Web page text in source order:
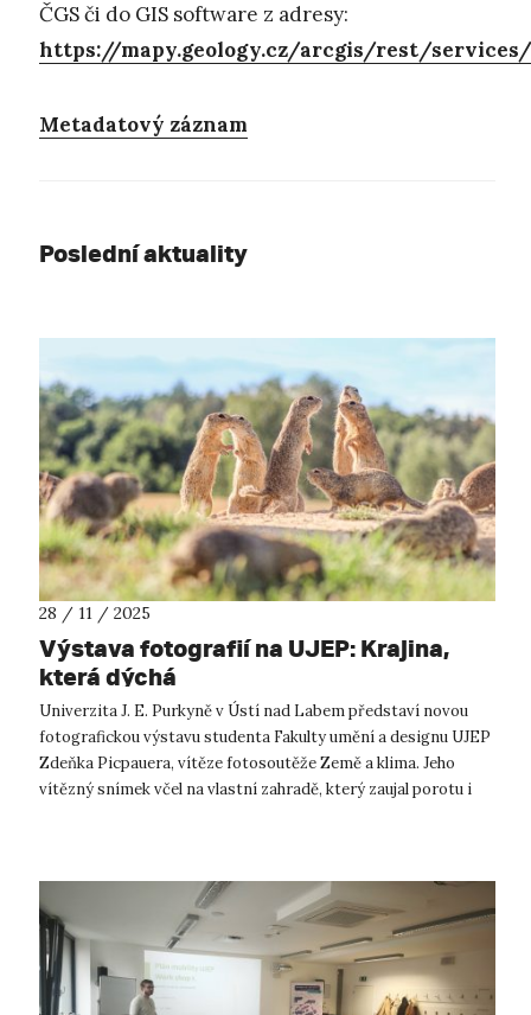
ČGS či do GIS software z adresy:
https://mapy.geology.cz/arcgis/rest/
Metadatový záznam
Poslední aktuality
28 / 11 / 2025
Výstava fotografií na UJEP: Krajina,
která dýchá
Univerzita J. E. Purkyně v Ústí nad Labem představí novou
fotografickou výstavu studenta Fakulty umění a designu UJEP
Zdeňka Picpauera, vítěze fotosoutěže Země a klima. Jeho
vítězný snímek včel na vlastní zahradě, který zaujal porotu i